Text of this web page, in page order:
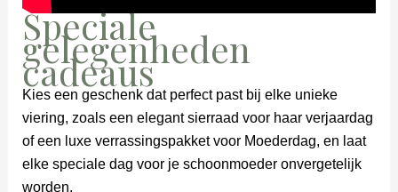
Speciale
gelegenheden
cadeaus
Kies een geschenk dat perfect past bij elke unieke
viering, zoals een elegant sierraad voor haar verjaardag
of een luxe verrassingspakket voor Moederdag, en laat
elke speciale dag voor je schoonmoeder onvergetelijk
worden.